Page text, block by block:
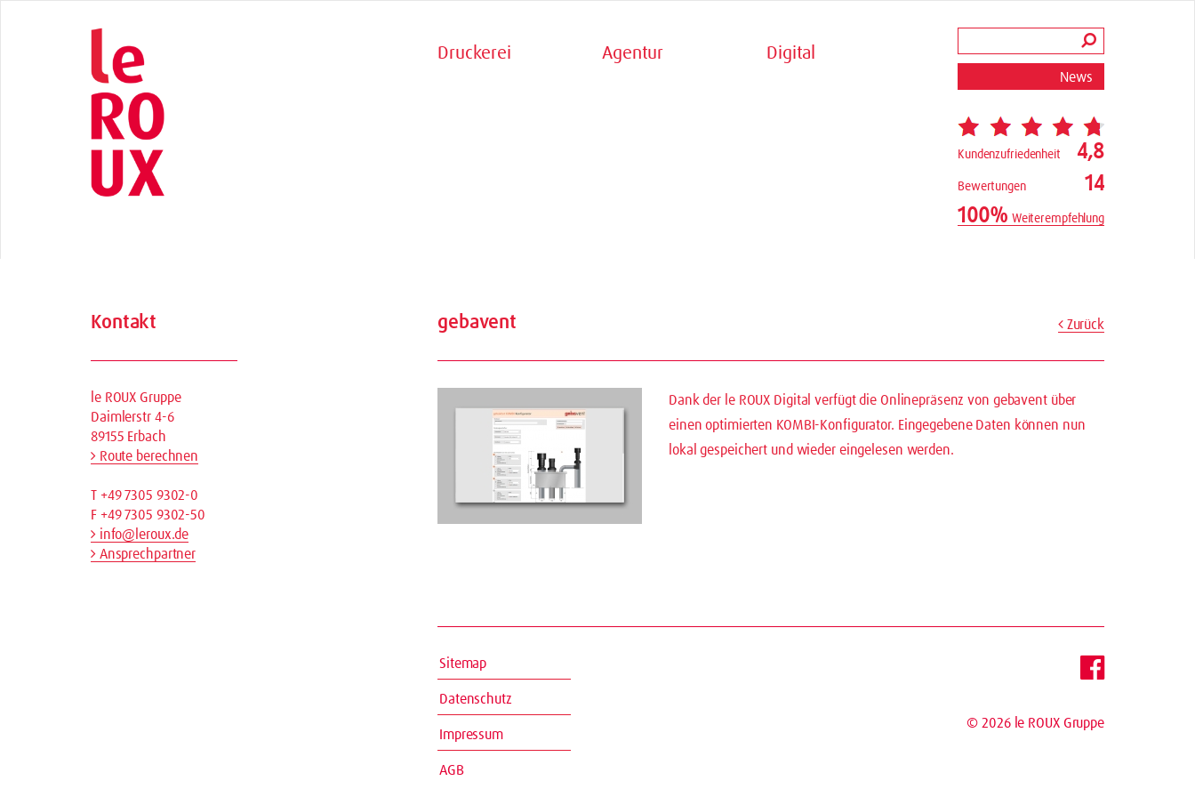
Druckerei Agentur Digital
News
Kundenzufriedenheit 4,8
Bewertungen
14
100% Weiterempfehlung
Zurück
gebavent
Kontakt
le ROUX Gruppe
Daimlerstr 4-6
89155 Erbach
Route berechnen
T +49 7305 9302-0
F +49 7305 9302-50
info@leroux.de
Ansprechpartner
Dank der le ROUX Digital verfügt die Onlinepräsenz von gebavent über
einen optimierten KOMBI-Konfigurator. Eingegebene Daten können nun
lokal gespeichert und wieder eingelesen werden.
Sitemap
Datenschutz
Impressum
AGB
© 2026 le ROUX Gruppe